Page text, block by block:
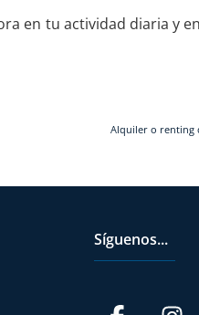
en tu actividad diaria y
Alquiler o renting
Síguenos...